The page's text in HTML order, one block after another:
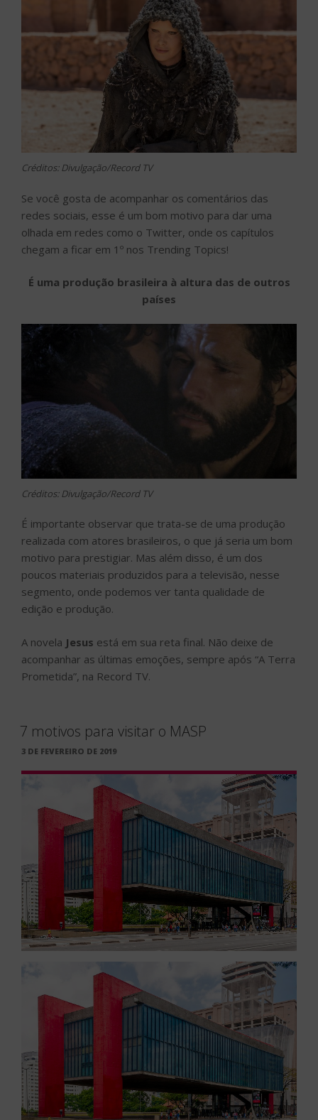
Créditos: Divulgação/Record TV
Se você gosta de acompanhar os comentários das
redes sociais, esse é um bom motivo para dar uma
olhada em redes como o Twitter, onde os capítulos
chegam a ficar em 1º nos Trending Topics!
É uma produção brasileira à altura das de outros
países
Créditos: Divulgação/Record TV
É importante observar que trata-se de uma produção
realizada com atores brasileiros, o que já seria um bom
motivo para prestigiar. Mas além disso, é um dos
poucos materiais produzidos para a televisão, nesse
segmento, onde podemos ver tanta qualidade de
edição e produção.
A novela Jesus está em sua reta final. Não deixe de
acompanhar as últimas emoções, sempre após “A Terra
Prometida”, na Record TV.
7 motivos para visitar o MASP
PUBLICADO
3 DE FEVEREIRO DE 2019